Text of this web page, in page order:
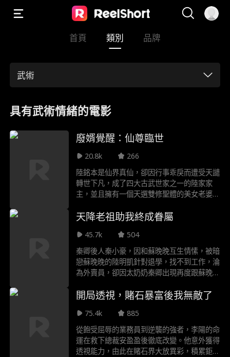
首頁 類別 品牌
武術
具有武術情緒的電影
廢婿覺醒：仙尊臨世
20.8k
266
陸銘本是仙界真仙，卻因行事乖戾而遭受天譴
轉世下凡，成了四大古武世家之一的陸家家
主，並且擁有一個天選雙修聖體的美女老婆林
主陸銘也因性格懦弱而被人稱為“陸家之恥”，
林清雪一人勉力支撐。陸銘歪嘴一笑，雙不雙
修的其實我“億”點都不在乎，但重鑄陸家榮
光，我輩義不容辭！
天降老祖助我終成眷屬
45.7k
504
秦卿後人秦小豪，因和蘇晚晚互生情愫，被暗
戀蘇晚晚的陸明凱針對退學，找不到工作，淪
為外賣員，卻因太奶奶秦卿出現再度跟蘇晚晚
致死。秦卿見自己培養的三大養子都身居高
為大夏國世家豪門洗牌，並把心地善良的秦小
豪推向高位，最終秦小豪和蘇晚晚有情人終成
眷屬
開局透視，賭石暴富後我無敵了
75.4k
885
從飽受屈辱的業務員到逆襲的強者，李陽的命
運在救下總裁安盈盈後徹底改變。他意外獲得
透視能力，由此在賭石界大放異彩，積累鉅額